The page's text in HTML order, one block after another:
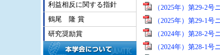
（2025年）第29-2号
（2025年）第29-1号
（2024年）第28-2号
（2024年）第28-1号
利益相反に関する指針
鶴尾 隆 賞
研究奨励賞